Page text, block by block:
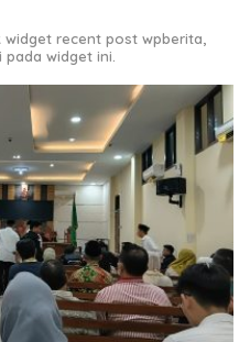
recent post wpberita,
widget ini.